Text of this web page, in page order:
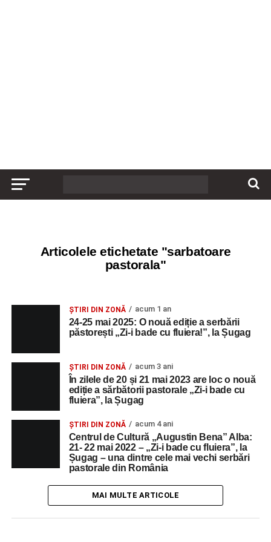
Articolele etichetate "sarbatoare
pastorala"
ȘTIRI DIN ZONĂ acum 1 an
24-25 mai 2025: O nouă ediție a serbării
păstorești „Zi-i bade cu fluiera!”, la Șugag
ȘTIRI DIN ZONĂ acum 3 ani
În zilele de 20 și 21 mai 2023 are loc o nouă
ediție a sărbătorii pastorale „Zi-i bade cu
fluiera”, la Șugag
ȘTIRI DIN ZONĂ acum 4 ani
Centrul de Cultură „Augustin Bena” Alba:
21- 22 mai 2022 – „Zi-i bade cu fluiera”, la
Șugag – una dintre cele mai vechi serbări
pastorale din România
MAI MULTE ARTICOLE